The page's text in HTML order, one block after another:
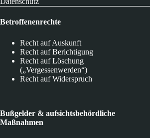
Betroffenenrechte
Recht auf Auskunft
Recht auf Berichtigung
Recht auf Löschung
(„Vergessenwerden“)
Recht auf Widerspruch
Bußgelder & aufsichtsbehördliche
Maßnahmen